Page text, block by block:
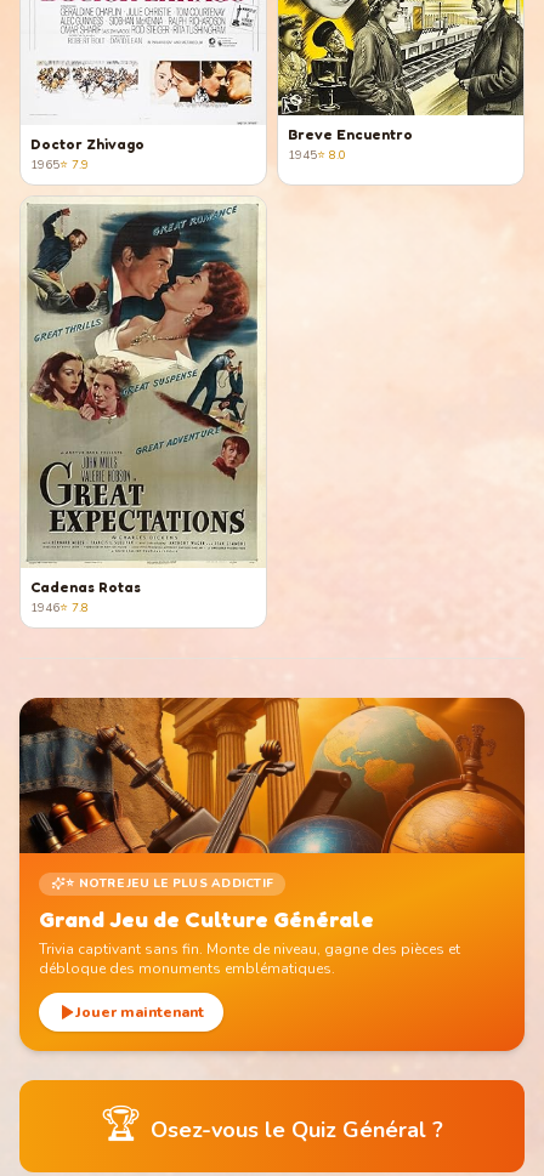
Doctor Zhivago
1965⭐ 7.9
Breve Encuentro
1945⭐ 8.0
Cadenas Rotas
1946⭐ 7.8
⭐ NOTRE JEU LE PLUS ADDICTIF
Grand Jeu de Culture Générale
Trivia captivant sans fin. Monte de niveau, gagne des pièces et
débloque des monuments emblématiques.
Jouer maintenant
🏆 Osez-vous le Quiz Général ?